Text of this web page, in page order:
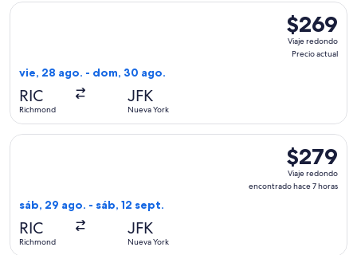
$269
Viaje
redondo,
$269
Viaje redondo
Precio actual
vie, 28 ago. - dom, 30 ago.
RIC
Richmond
JFK
Nueva York
Seleccionar vuelo de Delta, con salida el vie, 28 ago.
$279
Viaje
redondo,
$279
Viaje redondo
encontrado hace 7 horas
sáb, 29 ago. - sáb, 12 sept.
RIC
Richmond
JFK
Nueva York
Seleccionar vuelo de American Airlines, con salida el sáb,